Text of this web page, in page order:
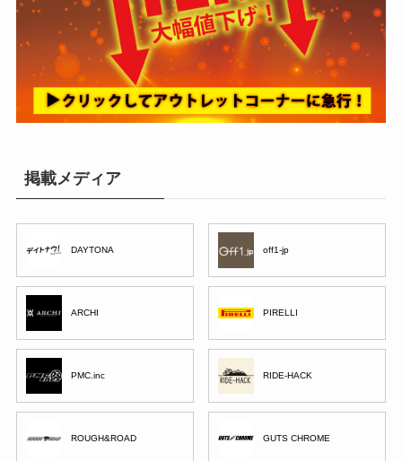
掲載メディア
DAYTONA off1-jp
ARCHI PIRELLI
PMC.inc RIDE-HACK
ROUGH&ROAD GUTS CHROME